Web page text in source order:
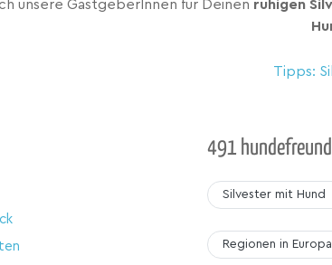
unsere GastgeberInnen für Deinen ruhigen
Tipps:
491
Silvester mit Hund
Regionen in Europa